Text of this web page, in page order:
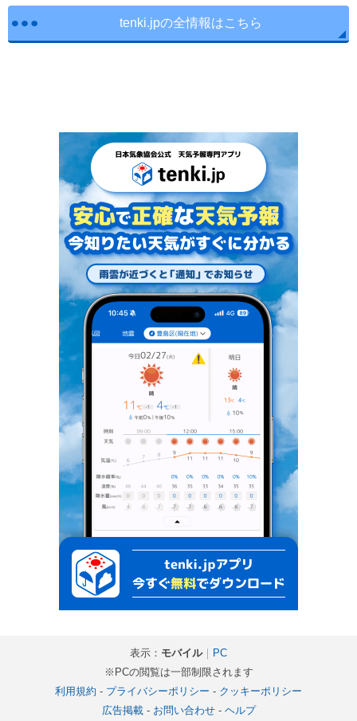
tenki.jpの全情報はこちら
表示： モバイル｜ PC
※PCの閲覧は一部制限されます
利用規約 - プライバシーポリシー - クッキーポリシー
広告掲載- お問い合わせ- ヘルプ